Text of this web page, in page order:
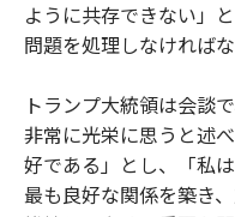
ように共存できない」
問題を処理しなければ
トランプ大統領は会談
非常に光栄に思うと述
好である」とし、「私
最も良好な関係を築き